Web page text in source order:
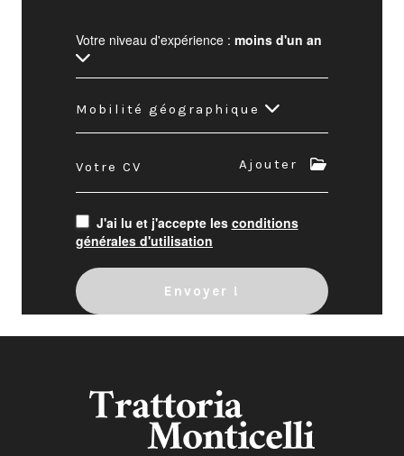
Votre niveau d'expérience : moins d'un an
Mobilité géographique
Votre CV Ajouter
J'ai lu et j'accepte les conditions
générales d'utilisation
Envoyer !